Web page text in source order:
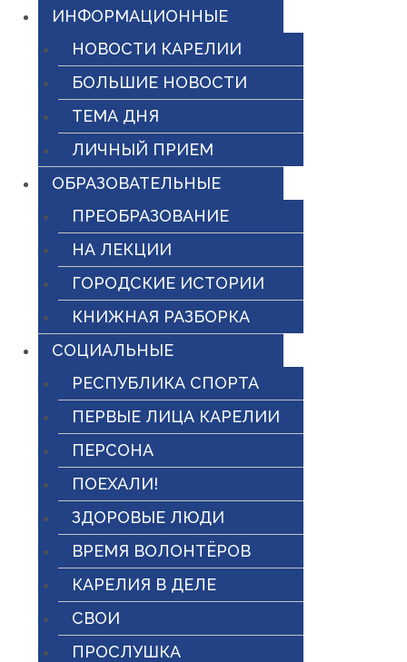
ИНФОРМАЦИОННЫЕ
НОВОСТИ КАРЕЛИИ
БОЛЬШИЕ НОВОСТИ
ТЕМА ДНЯ
ЛИЧНЫЙ ПРИЕМ
ОБРАЗОВАТЕЛЬНЫЕ
ПРЕОБРАЗОВАНИЕ
НА ЛЕКЦИИ
ГОРОДСКИЕ ИСТОРИИ
КНИЖНАЯ РАЗБОРКА
СОЦИАЛЬНЫЕ
РЕСПУБЛИКА СПОРТА
ПЕРВЫЕ ЛИЦА КАРЕЛИИ
ПЕРСОНА
ПОЕХАЛИ!
ЗДОРОВЫЕ ЛЮДИ
ВРЕМЯ ВОЛОНТЁРОВ
КАРЕЛИЯ В ДЕЛЕ
СВОИ
ПРОСЛУШКА